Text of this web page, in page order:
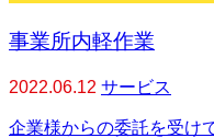
事業所内軽作業
2022.06.12 サービス
企業様からの委託を受け